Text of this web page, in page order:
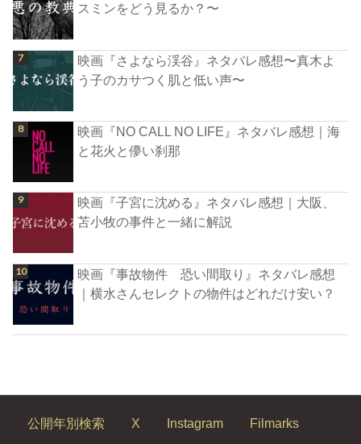
スミンをどう見るか？〜
映画『さよなら渓谷』ネタバレ感想〜真木よ
う子のカサつく肌と低い声〜
映画『NO CALL NO LIFE』ネタバレ感想｜海
と花火と儚い刹那
映画『子宮に沈める』ネタバレ感想｜大阪、
苫小牧の事件と一緒に解説
映画『事故物件 恐い間取り』ネタバレ感想
｜横水さんセレクトの物件はどれだけ安い？
公開年別検索 X Instagram
Filmarks